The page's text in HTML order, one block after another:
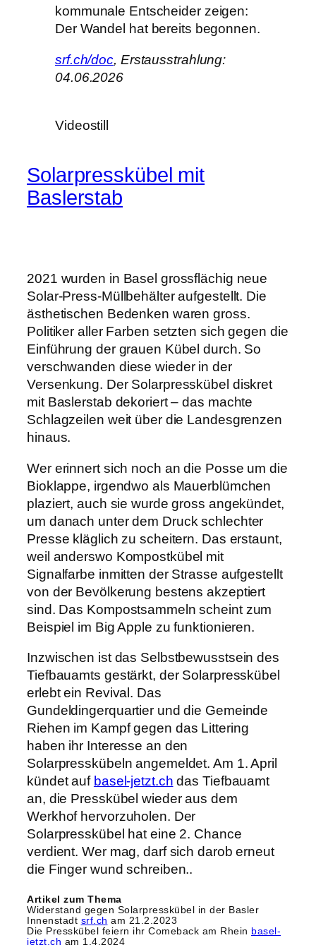
kommunale Entscheider zeigen:
Der Wandel hat bereits begonnen.
srf.ch/doc, Erstausstrahlung:
04.06.2026
Videostill
Solarpresskübel mit
Baslerstab
2021 wurden in Basel grossflächig neue
Solar-Press-Müllbehälter aufgestellt. Die
ästhetischen Bedenken waren gross.
Politiker aller Farben setzten sich gegen die
Einführung der grauen Kübel durch. So
verschwanden diese wieder in der
Versenkung. Der Solarpresskübel diskret
mit Baslerstab dekoriert – das machte
Schlagzeilen weit über die Landesgrenzen
hinaus.
Wer erinnert sich noch an die Posse um die
Bioklappe, irgendwo als Mauerblümchen
plaziert, auch sie wurde gross angekündet,
um danach unter dem Druck schlechter
Presse kläglich zu scheitern. Das erstaunt,
weil anderswo Kompostkübel mit
Signalfarbe inmitten der Strasse aufgestellt
von der Bevölkerung bestens akzeptiert
sind. Das Kompostsammeln scheint zum
Beispiel im Big Apple zu funktionieren.
Inzwischen ist das Selbstbewusstsein des
Tiefbauamts gestärkt, der Solarpresskübel
erlebt ein Revival. Das
Gundeldingerquartier und die Gemeinde
Riehen im Kampf gegen das Littering
haben ihr Interesse an den
Solarpresskübeln angemeldet. Am 1. April
kündet auf basel-jetzt.ch das Tiefbauamt
an, die Presskübel wieder aus dem
Werkhof hervorzuholen. Der
Solarpresskübel hat eine 2. Chance
verdient. Wer mag, darf sich darob erneut
die Finger wund schreiben..
Artikel zum Thema
Widerstand gegen Solarpresskübel in der Basler
Innenstadt srf.ch am 21.2.2023
Die Presskübel feiern ihr Comeback am Rhein basel-
jetzt.ch am 1.4.2024